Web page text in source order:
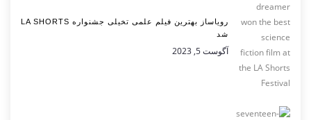
رویاساز بهترین فیلم علمی تخیلی جشنواره LA SHORTS
شد
آگوست 5, 2023